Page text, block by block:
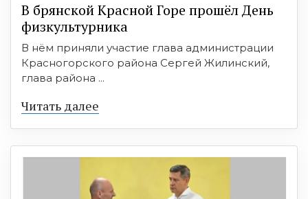
В брянской Красной Горе прошёл День
физкультурника
В нём приняли участие глава администрации
Красногорского района Сергей Жилинский,
глава района ...
Читать далее